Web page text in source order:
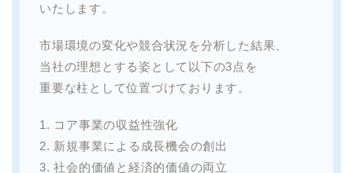
いたします。
市場環境の変化や競合状況を分析した結果、
当社の理想とする姿として以下の3点を
重要な柱として位置づけております。
1. コア事業の収益性強化
2. 新規事業による成長機会の創出
3. 社会的価値と経済的価値の両立